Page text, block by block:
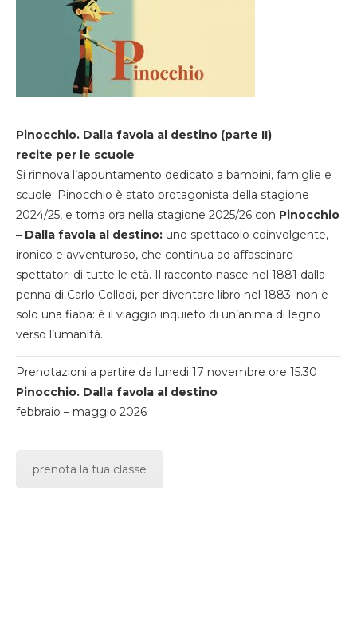
Pinocchio. Dalla favola al destino (parte II)
recite per le scuole
Si rinnova l’appuntamento dedicato a bambini, famiglie e
scuole. Pinocchio è stato protagonista della stagione
2024/25, e torna ora nella stagione 2025/26 con Pinocchio
– Dalla favola al destino: uno spettacolo coinvolgente,
ironico e avventuroso, che continua ad affascinare
spettatori di tutte le età. Il racconto nasce nel 1881 dalla
penna di Carlo Collodi, per diventare libro nel 1883. non è
solo una fiaba: è il viaggio inquieto di un’anima di legno
verso l’umanità.
Prenotazioni a partire da lunedi 17 novembre ore 15.30
Pinocchio. Dalla favola al destino
febbraio – maggio 2026
prenota la tua classe